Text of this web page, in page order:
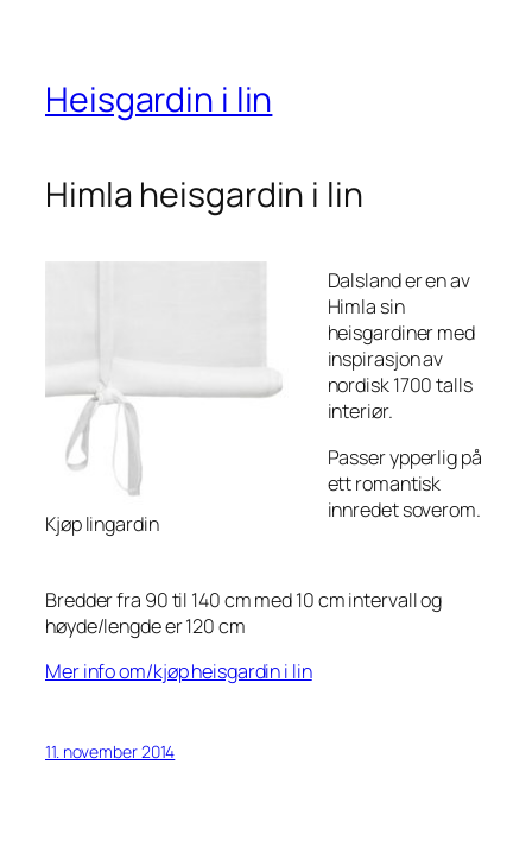
Heisgardin i lin
Himla heisgardin i lin
Kjøp lingardin
Dalsland er en av
Himla sin
heisgardiner med
inspirasjon av
nordisk 1700 talls
interiør.
Passer ypperlig på
ett romantisk
innredet soverom.
Bredder fra 90 til 140 cm med 10 cm intervall og
høyde/lengde er 120 cm
Mer info om/kjøp heisgardin i lin
11. november 2014